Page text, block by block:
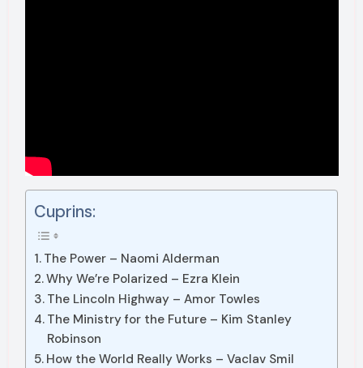
Cuprins:
The Power – Naomi Alderman
Why We’re Polarized – Ezra Klein
The Lincoln Highway – Amor Towles
The Ministry for the Future – Kim Stanley
Robinson
How the World Really Works – Vaclav Smil